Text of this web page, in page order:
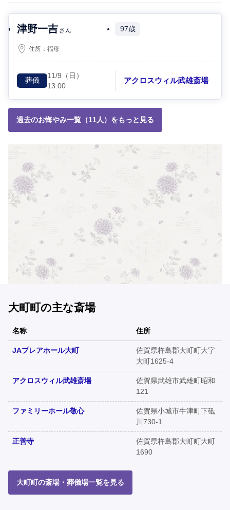
津野一吉 さん 97歳
住所：福母
葬儀
11/9 （日）
13:00
アクロスウィル武雄斎場
過去のお悔やみ一覧（11人）をもっと見る
大町町の主な斎場
名称 住所
JAプレアホール大町
佐賀県杵島郡大町町大字
大町1625-4
アクロスウィル武雄斎場
佐賀県武雄市武雄町昭和
121
ファミリーホール敬心
佐賀県小城市牛津町下砥
川730-1
正善寺
佐賀県杵島郡大町町大町
1690
大町町の斎場・葬儀場一覧を見る